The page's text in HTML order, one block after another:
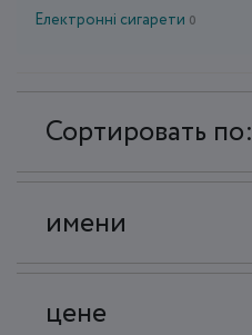
Електронні сигарети 0
Сортировать по:
имени
цене